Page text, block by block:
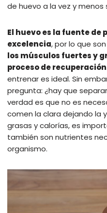
de huevo a la vez y
El huevo es la fuente
excelencia, por lo que
los músculos fuertes y
proceso de
entrenar es ideal. Sin
pregunta: ¿hay que
verdad es que no es
comen la clara dejando la
grasas y calorías, es
también son nutrientes
organismo.